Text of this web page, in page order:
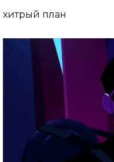
хитрый план